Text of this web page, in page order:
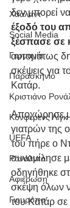
Χάαλαντ
Social Media
Γερμανία
Παρασκήνιο
Κριστιάνο
Κόνφερενς Λιγκ
UEFA
Ρονάλντο
Αφιέρωση
Γιουρόπα
δεν μπορεί
έξοδό του
ξέσπασε σε
αυτομάτως
σκέψεις για
Κατάρ.
Αποχώρησε
γιατρών της
του πήρε ο
συνομίλησε
οδηγήθηκε
σκέψη όλων
του Κατάρ σε